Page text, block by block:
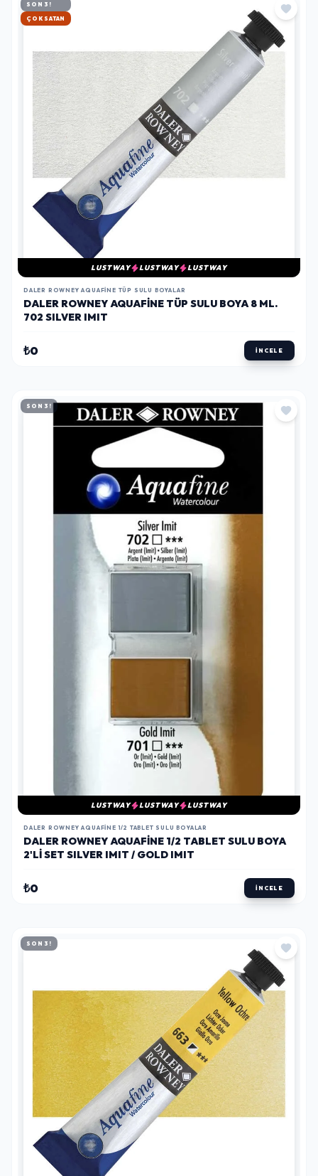
SON 3!
HIZLI KARGO
LUSTWAY LUSTWAY LUSTWAY
DALER ROWNEY AQUAFINE TÜP SULU BOYALAR
DALER ROWNEY AQUAFINE TÜP SULU BOYA 8 ML.
702 SILVER IMIT
₺0 İNCELE
SON 3!
LUSTWAY LUSTWAY LUSTWAY
DALER ROWNEY AQUAFINE 1/2 TABLET SULU BOYALAR
DALER ROWNEY AQUAFINE 1/2 TABLET SULU BOYA
2'LI SET SILVER IMIT / GOLD IMIT
₺0 İNCELE
SON 3!